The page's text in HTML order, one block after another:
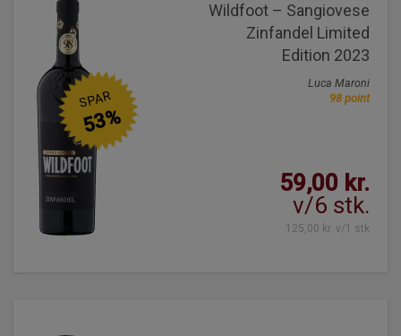
Wildfoot – Sangiovese
Zinfandel Limited
Edition 2023
Luca Maroni
98 point
59,00 kr.
v/6 stk.
125,00 kr. v/1 stk
SPAR
53%